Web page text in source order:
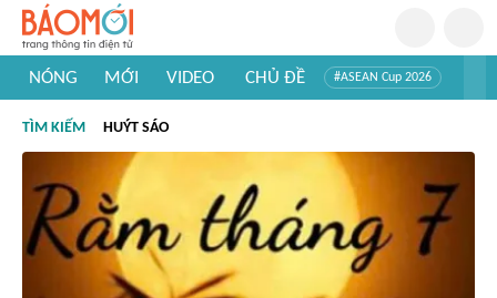
NÓNG MỚI VIDEO CHỦ ĐỀ #ASEAN Cup 2026
#Khám phá thế giới
TÌM KIẾM HUÝT SÁO